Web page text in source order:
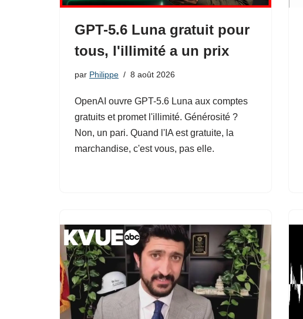
GPT-5.6 Luna gratuit pour
tous, l'illimité a un prix
par Philippe 8 août 2026
OpenAI ouvre GPT-5.6 Luna aux comptes
gratuits et promet l'illimité. Générosité ?
Non, un pari. Quand l'IA est gratuite, la
marchandise, c'est vous, pas elle.